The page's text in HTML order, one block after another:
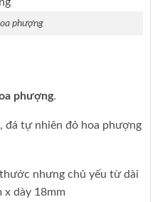
phượng
phượng.
đá tự nhiên đỏ hoa phượng
nhưng chủ yếu từ dài
x dày 18mm